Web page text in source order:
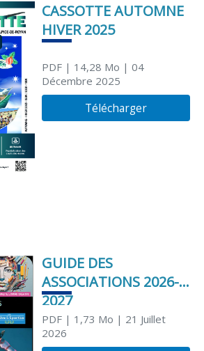
CASSOTTE AUTOMNE
HIVER 2025
PDF| 14,28 Mo | 04
Décembre 2025
Télécharger
GUIDE DES
ASSOCIATIONS 2026-
2027
PDF| 1,73 Mo | 21 Juillet
2026